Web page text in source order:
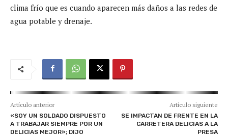
clima frío que es cuando aparecen más daños a las redes de
agua potable y drenaje.
Artículo anterior
«SOY UN SOLDADO DISPUESTO
A TRABAJAR SIEMPRE POR UN
DELICIAS MEJOR»; DIJO
Artículo siguiente
SE IMPACTAN DE FRENTE EN LA
CARRETERA DELICIAS A LA
PRESA